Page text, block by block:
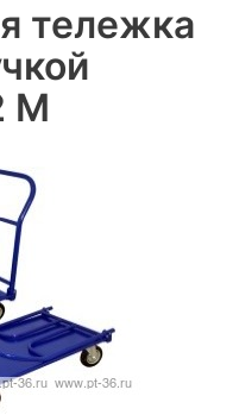
тележка
М